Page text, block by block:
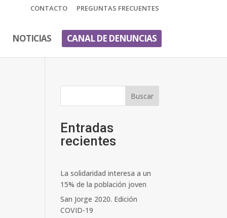
CONTACTO PREGUNTAS FRECUENTES
NOTICIAS CANAL DE DENUNCIAS
Buscar
Entradas
recientes
La solidaridad interesa a un
15% de la población joven
San Jorge 2020. Edición
COVID-19